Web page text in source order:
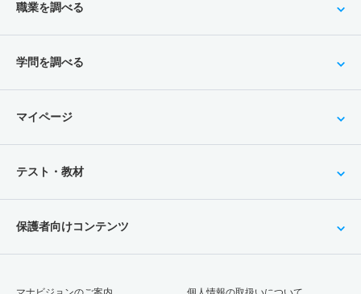
職業を調べる
学問を調べる
マイページ
テスト・教材
保護者向けコンテンツ